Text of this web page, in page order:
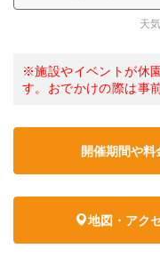
天
※施設やイベントが休
す。おでかけの際は事
開催期間や料
地図・アク